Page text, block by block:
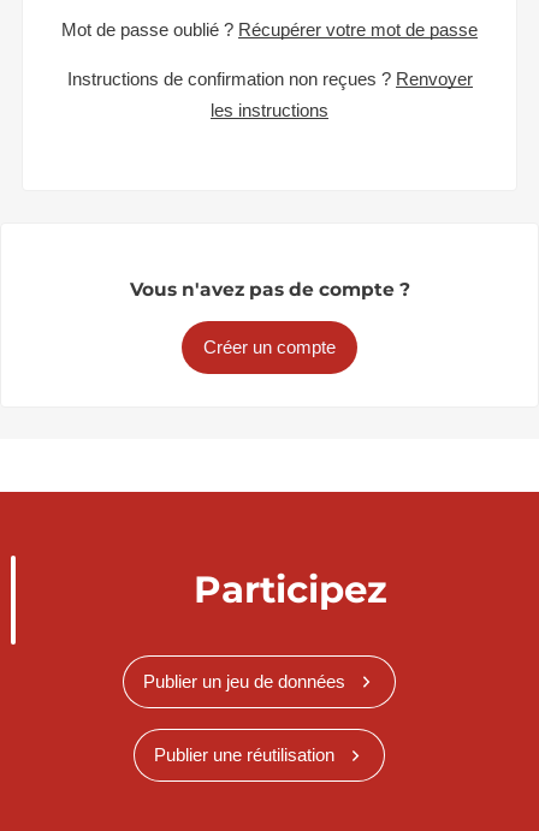
Mot de passe oublié ? Récupérer votre mot de passe
Instructions de confirmation non reçues ? Renvoyer
les instructions
Vous n'avez pas de compte ?
Créer un compte
Participez
Publier un jeu de données
Publier une réutilisation